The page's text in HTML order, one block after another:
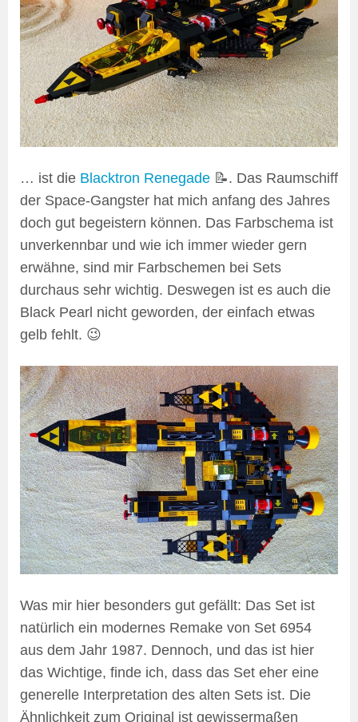
… ist die Blacktron Renegade 📝. Das Raumschiff
der Space-Gangster hat mich anfang des Jahres
doch gut begeistern können. Das Farbschema ist
unverkennbar und wie ich immer wieder gern
erwähne, sind mir Farbschemen bei Sets
durchaus sehr wichtig. Deswegen ist es auch die
Black Pearl nicht geworden, der einfach etwas
gelb fehlt. 😉
Was mir hier besonders gut gefällt: Das Set ist
natürlich ein modernes Remake von Set 6954
aus dem Jahr 1987. Dennoch, und das ist hier
das Wichtige, finde ich, dass das Set eher eine
generelle Interpretation des alten Sets ist. Die
Ähnlichkeit zum Original ist gewissermaßen